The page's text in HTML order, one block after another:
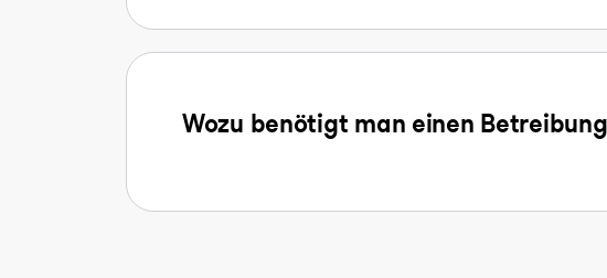
Wozu benötigt man einen